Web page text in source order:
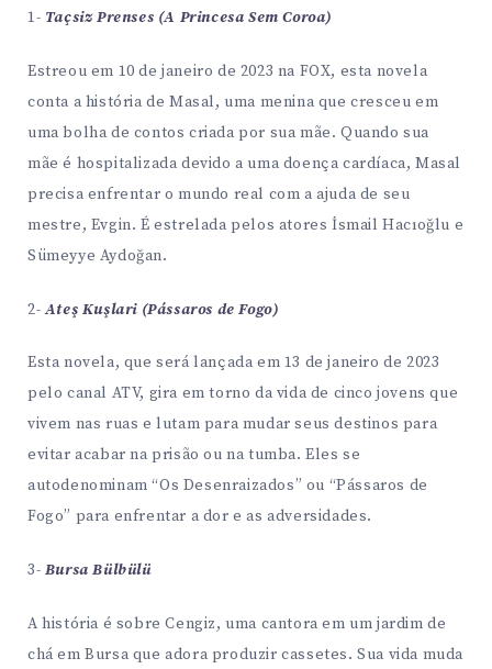
1- Taçsiz Prenses (A Princesa Sem Coroa)
Estreou em 10 de janeiro de 2023 na FOX, esta novela
conta a história de Masal, uma menina que cresceu em
uma bolha de contos criada por sua mãe. Quando sua
mãe é hospitalizada devido a uma doença cardíaca, Masal
precisa enfrentar o mundo real com a ajuda de seu
mestre, Evgin. É estrelada pelos atores İsmail Hacıoğlu e
Sümeyye Aydoğan​.
2-Ateş Kuşlari (Pássaros de Fogo)
Esta novela, que será lançada em 13 de janeiro de 2023
pelo canal ATV, gira em torno da vida de cinco jovens que
vivem nas ruas e lutam para mudar seus destinos para
evitar acabar na prisão ou na tumba. Eles se
autodenominam “Os Desenraizados” ou “Pássaros de
Fogo” para enfrentar a dor e as adversidades​.
3- Bursa Bülbülü
A história é sobre Cengiz, uma cantora em um jardim de
chá em Bursa que adora produzir cassetes. Sua vida muda